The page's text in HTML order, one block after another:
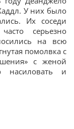
У них было
Их соседи
серьезно
на всю
помолвка с
с женой
насиловать и